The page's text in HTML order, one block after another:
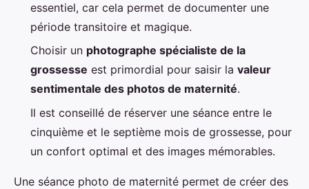
essentiel, car cela permet de documenter une
période transitoire et magique.
Choisir un photographe spécialiste de la
grossesse est primordial pour saisir la valeur
sentimentale des photos de maternité.
Il est conseillé de réserver une séance entre le
cinquième et le septième mois de grossesse, pour
un confort optimal et des images mémorables.
Une séance photo de maternité permet de créer des